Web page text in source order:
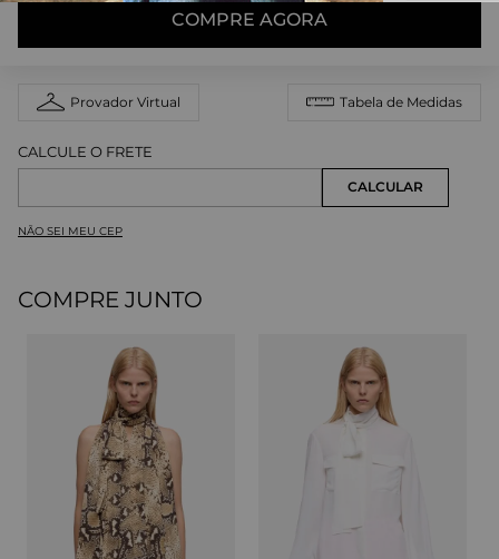
COMPRE AGORA
Provador Virtual Tabela de Medidas
NÃO SEI MEU CEP
COMPRE JUNTO